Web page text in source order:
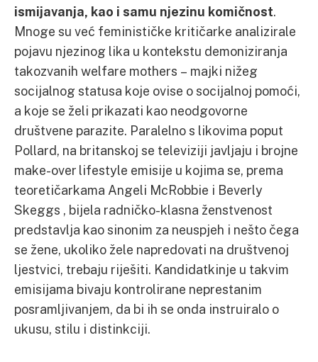
ismijavanja, kao i samu njezinu komičnost.
Mnoge su već feminističke kritičarke analizirale
pojavu njezinog lika u kontekstu demoniziranja
takozvanih welfare mothers – majki nižeg
socijalnog statusa koje ovise o socijalnoj pomoći,
a koje se želi prikazati kao neodgovorne
društvene parazite. Paralelno s likovima poput
Pollard, na britanskoj se televiziji javljaju i brojne
make-over lifestyle emisije u kojima se, prema
teoretičarkama Angeli McRobbie i Beverly
Skeggs , bijela radničko-klasna ženstvenost
predstavlja kao sinonim za neuspjeh i nešto čega
se žene, ukoliko žele napredovati na društvenoj
ljestvici, trebaju riješiti. Kandidatkinje u takvim
emisijama bivaju kontrolirane neprestanim
posramljivanjem, da bi ih se onda instruiralo o
ukusu, stilu i distinkciji.